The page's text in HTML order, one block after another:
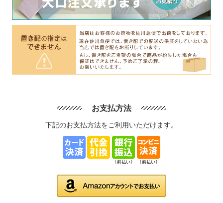
お支払方法
下記のお支払方法をご利用いただけます。